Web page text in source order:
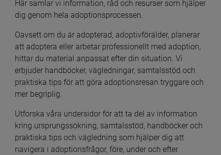
Här samlar vi information, råd och resurser som hjälper
dig genom hela adoptionsprocessen.
Oavsett om du är adopterad, adoptivförälder, planerar
att adoptera eller arbetar professionellt med adoption,
hittar du material anpassat efter din situation. Vi
erbjuder handböcker, vägledningar, samtalsstöd och
praktiska tips för att göra adoptionsresan tryggare och
mer begriplig.
Utforska våra undersidor för att ta del av information
kring ursprungssökning, samtalsstöd, handböcker och
praktiska tips och vägledning som hjälper dig att
navigera i adoptionsfrågor, före, under och efter